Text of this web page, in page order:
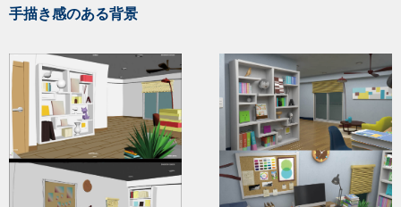
手描き感のある背景